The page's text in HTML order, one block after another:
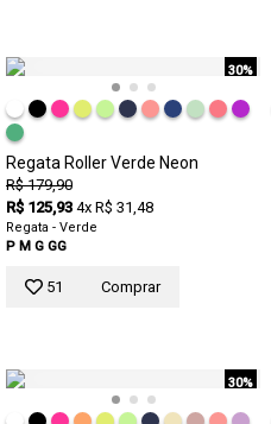
30%
Regata Roller Verde Neon
R$ 179,90
R$ 125,93 4x R$ 31,48
Regata - Verde
P M G GG
51 Comprar
30%